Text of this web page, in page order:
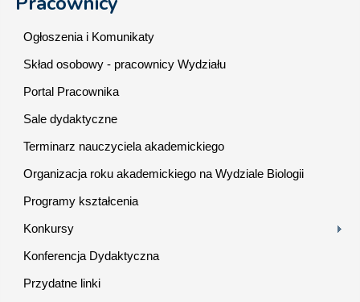
Ogłoszenia i Komunikaty
Skład osobowy - pracownicy Wydziału
Portal Pracownika
Sale dydaktyczne
Terminarz nauczyciela akademickiego
Organizacja roku akademickiego na Wydziale Biologii
Programy kształcenia
Konkursy
Konferencja Dydaktyczna
Przydatne linki